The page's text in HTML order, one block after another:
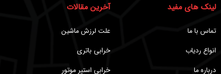
لینک های مفید
تماس با ما
انواع ردیاب
درباره ما
آخرین مقالات
علت لرزش ماشین
خرابی باتری
خرابی استپر موتور